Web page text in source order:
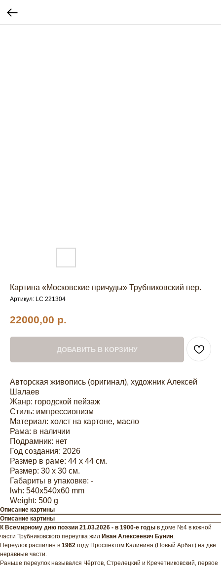
Картина «Московские причуды» Трубниковский пер.
Артикул: LC 221304
22000,00 р.
ДОБАВИТЬ В КОРЗИНУ
Авторская живопись (оригинал), художник Алексей
Шалаев
Жанр: городской пейзаж
Стиль: импрессионизм
Материал: холст на картоне, масло
Рама: в наличии
Подрамник: нет
Год создания: 2026
Размер в раме: 44 х 44 см.
Размер: 30 х 30 см.
Габариты в упаковке: -
lwh: 540x540x60 mm
Weight: 500 g
Описание картины
Описание картины
К Всемирному дню поэзии 21.03.2026 - в 1900-е годы в доме №4 в южной
части Трубниковского переулка жил Иван Алексеевич Бунин.
Переулок распилен в 1962 году Проспектом Калинина (Новый Арбат) на две
неравные части.
Раньше переулок назывался Чёртов, Стрелецкий и Кречетниковский, первое